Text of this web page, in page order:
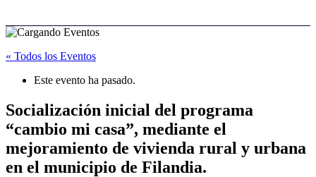
« Todos los Eventos
Este evento ha pasado.
Socialización inicial del programa
“cambio mi casa”, mediante el
mejoramiento de vivienda rural y urbana
en el municipio de Filandia.